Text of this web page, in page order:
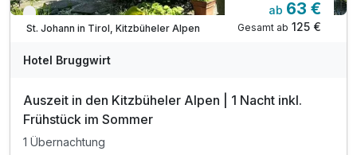
Nur noch bis September
St. Johann in Tirol, Kitzbüheler Alpen
ab 63 €
Gesamt ab 125 €
Hotel Bruggwirt
Auszeit in den Kitzbüheler Alpen | 1 Nacht inkl.
Frühstück im Sommer
1 Übernachtung